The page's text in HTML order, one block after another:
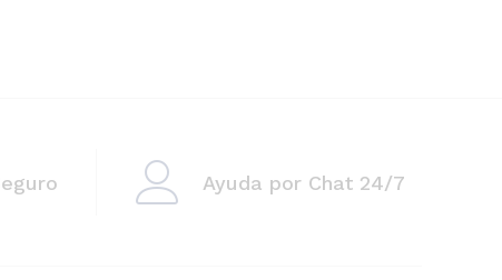
Ayuda por Chat 24/7